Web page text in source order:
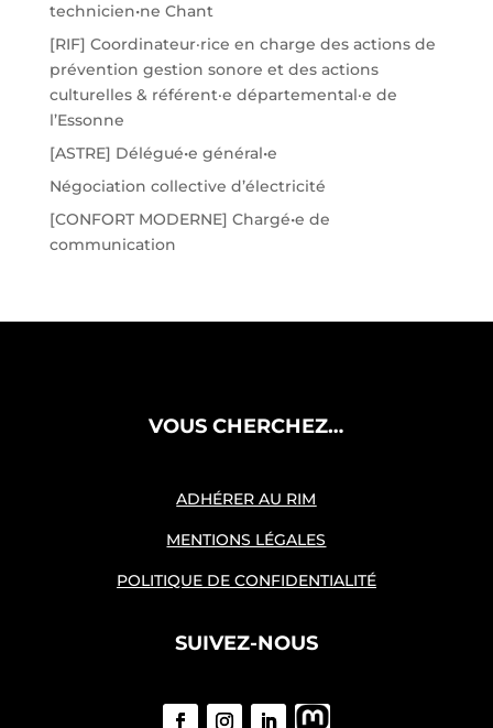
technicien•ne Chant
[RIF] Coordinateur·rice en charge des actions de
prévention gestion sonore et des actions
culturelles & référent·e départemental·e de
l’Essonne
[ASTRE] Délégué•e général•e
Négociation collective d’électricité
[CONFORT MODERNE] Chargé•e de
communication
VOUS CHERCHEZ…
ADHÉRER AU RIM
MENTIONS LÉGALES
POLITIQUE DE CONFIDENTIALITÉ
SUIVEZ-NOUS